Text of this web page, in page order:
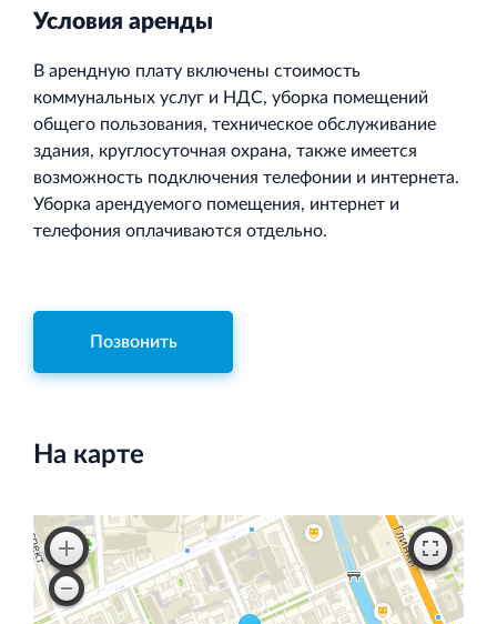
Условия аренды
В арендную плату включены стоимость
коммунальных услуг и НДС, уборка помещений
общего пользования, техническое обслуживание
здания, круглосуточная охрана, также имеется
возможность подключения телефонии и интернета.
Уборка арендуемого помещения, интернет и
телефония оплачиваются отдельно.
Позвонить
На карте